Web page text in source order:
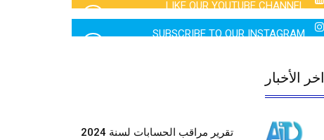
LIKE OUR YOUTUBE CHANNEL
2760 LIKES
SUBSCRIBE TO OUR INSTAGRAM
اخر الأخبار
تقرير مراقب الحسابات لسنة 2024